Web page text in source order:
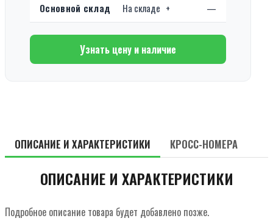
Основной склад На складе + —
Узнать цену и наличие
ОПИСАНИЕ И ХАРАКТЕРИСТИКИ КРОСС-НОМЕРА
ОПИСАНИЕ И ХАРАКТЕРИСТИКИ
Подробное описание товара будет добавлено позже.